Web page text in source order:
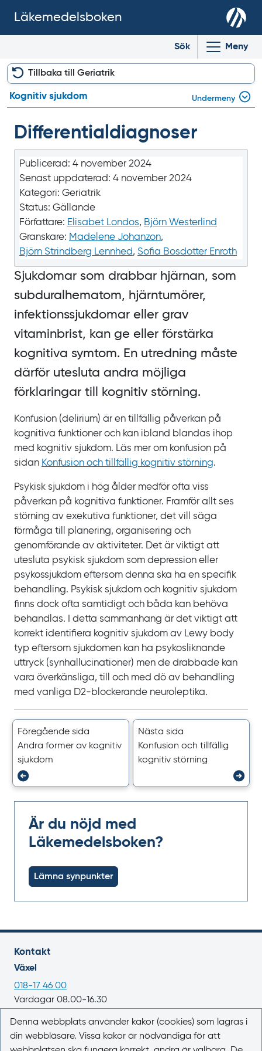
Läkemedelsboken
Sök Meny
Differential­diagnoser
Publicerad: 4 november 2024
Senast uppdaterad: 4 november 2024
Kategori: Geriatrik
Status: Gällande
Författare: Elisabet Londos, Björn Westerlind
Granskare: Madelene Johanzon,
Björn Strindberg Lennhed, Sofia Bosdotter Enroth
Sjukdomar som drabbar hjärnan, som
subduralhematom, hjärntumörer,
infektionssjukdomar eller grav
vitaminbrist, kan ge eller förstärka
kognitiva symtom. En utredning måste
därför utesluta andra möjliga
förklaringar till kognitiv störning.
Konfusion (delirium) är en tillfällig påverkan på
kognitiva funktioner och kan ibland blandas ihop
med kognitiv sjukdom. Läs mer om konfusion på
sidan Konfusion och tillfällig kognitiv störning.
Psykisk sjukdom i hög ålder medför ofta viss
påverkan på kognitiva funktioner. Framför allt ses
störning av exekutiva funktioner, det vill säga
förmåga till planering, organisering och
genomförande av aktiviteter. Det är viktigt att
utesluta psykisk sjukdom som depression eller
psykossjukdom eftersom denna ska ha en specifik
behandling. Psykisk sjukdom och kognitiv sjukdom
finns dock ofta samtidigt och båda kan behöva
behandlas. I detta sammanhang är det viktigt att
korrekt identifiera kognitiv sjukdom av Lewy body
typ eftersom sjukdomen kan ha psykosliknande
uttryck (synhallucinationer) men de drabbade kan
vara överkänsliga, till och med dö av behandling
med vanliga D2‍-‍blockerande neuroleptika.
Föregående sida
Andra former av kognitiv
sjukdom
Nästa sida
Konfusion och tillfällig
kognitiv störning
Är du nöjd med
Läkemedelsboken?
Lämna synpunkter
Tillbaka till Geriatrik
Kognitiv sjukdom Undermeny
Kontakt
Växel
018-17 46 00
Vardagar 08.00-16.30
E-post
registrator@lakemedelsverket.se
Denna webbplats använder kakor (cookies) som lagras i
din webbläsare. Vissa kakor är nödvändiga för att